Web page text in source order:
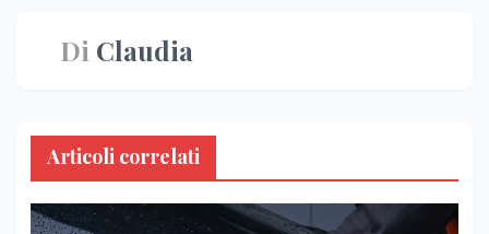
Di Claudia
Articoli correlati